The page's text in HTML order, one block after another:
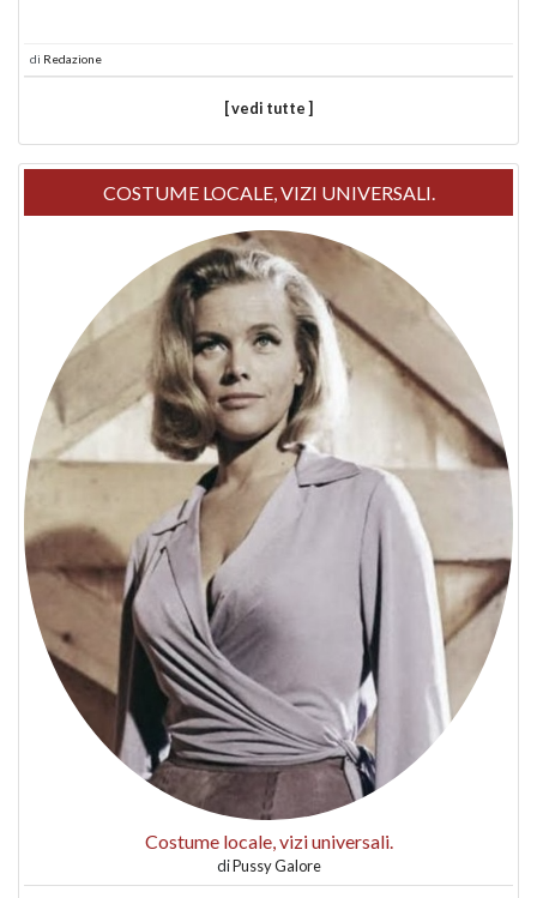
di Redazione
[ vedi tutte ]
COSTUME LOCALE, VIZI UNIVERSALI.
Costume locale, vizi universali.
diPussy Galore